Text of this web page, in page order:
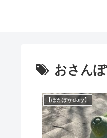
おさんぽ
【ぽかぽかdiary】